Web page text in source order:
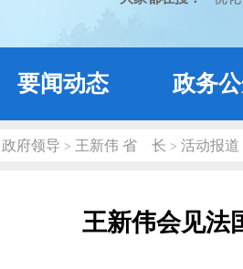
要闻动态 政务
政府领导 > 王新伟 省 长 > 活动报道
王新伟会见法